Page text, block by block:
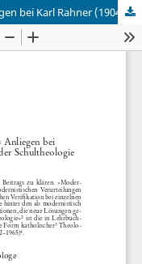
Die Aufnahme "modernistischer" Anliegen bei Karl Rahner (1904 - 1984) im Gewand der Schultheologie